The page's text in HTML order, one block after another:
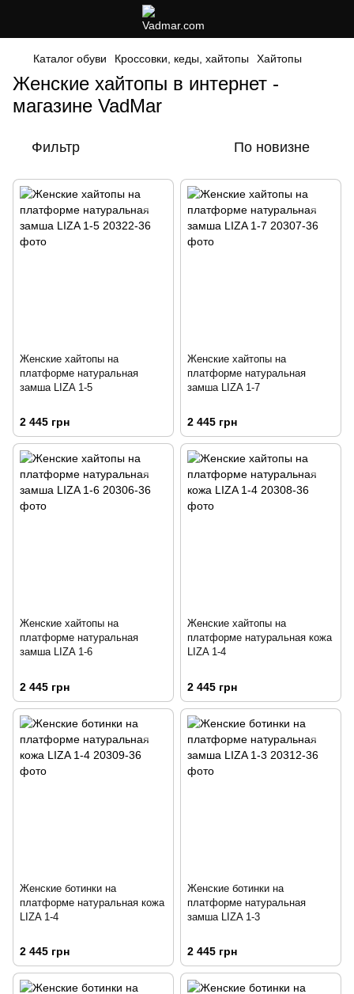
Каталог обуви Кроссовки, кеды, хайтопы Хайтопы
Женские хайтопы в интернет -
магазине VadMar
Фильтр По новизне
Женские хайтопы на
платформе натуральная
замша LIZA 1-5
2 445 грн
Женские хайтопы на
платформе натуральная
замша LIZA 1-7
2 445 грн
Женские хайтопы на
платформе натуральная
замша LIZA 1-6
2 445 грн
Женские хайтопы на
платформе натуральная кожа
LIZA 1-4
2 445 грн
Женские ботинки на
платформе натуральная кожа
LIZA 1-4
2 445 грн
Женские ботинки на
платформе натуральная
замша LIZA 1-3
2 445 грн